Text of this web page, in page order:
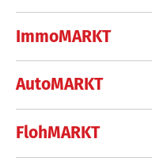
ImmoMARKT
AutoMARKT
FlohMARKT